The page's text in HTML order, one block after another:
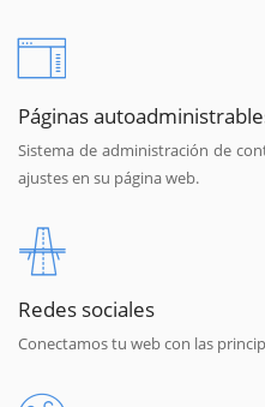
Páginas
Sistema de administración de
ajustes en su página web.
Redes sociales
Conectamos tu web con las